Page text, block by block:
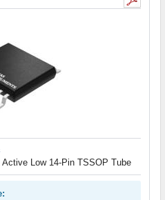
Low 14-Pin TSSOP Tube